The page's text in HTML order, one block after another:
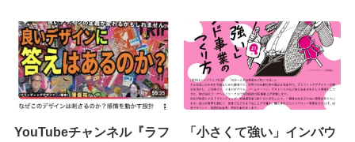
YouTubeチャンネル『ラフ
「小さくて強い」インバウ